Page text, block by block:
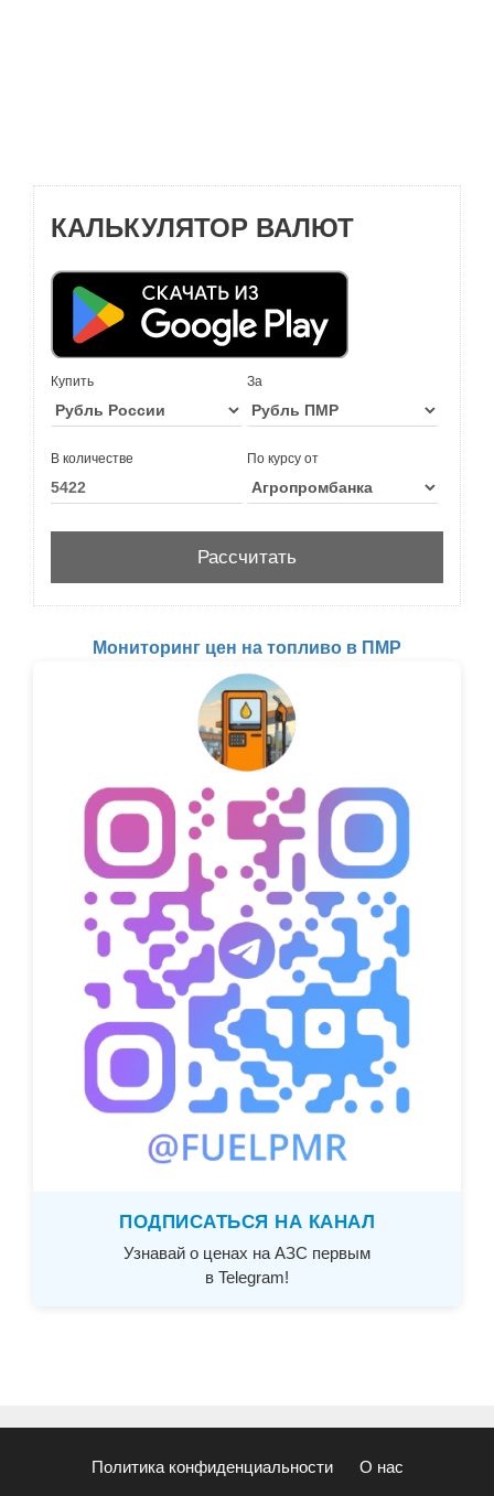
КАЛЬКУЛЯТОР ВАЛЮТ
Купить За
В количестве По курсу от
Мониторинг цен на топливо в ПМР
ПОДПИСАТЬСЯ НА КАНАЛ
Узнавай о ценах на АЗС первым
в Telegram!
Политика конфиденциальности О нас